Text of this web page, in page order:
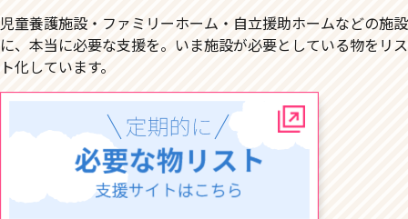
児童養護施設・ファミリーホーム・自立援助ホームなどの施設
に、本当に必要な支援を。いま施設が必要としている物をリス
ト化しています。